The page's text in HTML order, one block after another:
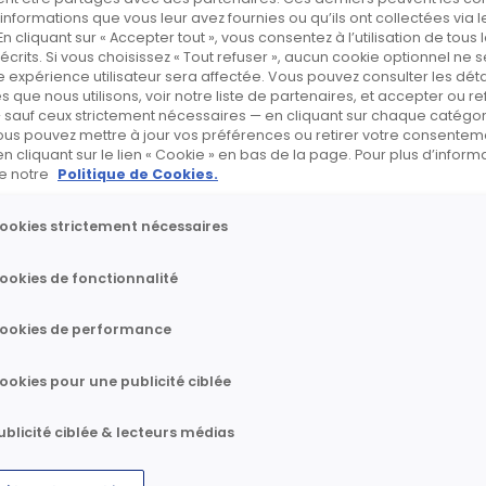
total dactions et de droits de
que vous leur avez fournies ou qu’ils ont collectées via
cliquant sur « Accepter tout », vous consentez à l’utilisation de tous
Si vous choisissez « Tout refuser », aucun cookie optionnel ne
expérience utilisateur sera affectée. Vous pouvez consulter les
que nous utilisons, voir notre liste de partenaires, et accepter ou
ceux strictement nécessaires — en cliquant sur chaque
pouvez mettre à jour vos préférences ou retirer votre
cliquant sur le lien « Cookie » en bas de la page. Pour plus
notre Politique de Cookies.
strictement nécessaires
de fonctionnalité
de performance
pour une publicité ciblée
ciblée & lecteurs médias